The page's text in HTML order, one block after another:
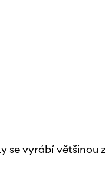
se vyrábí většinou z